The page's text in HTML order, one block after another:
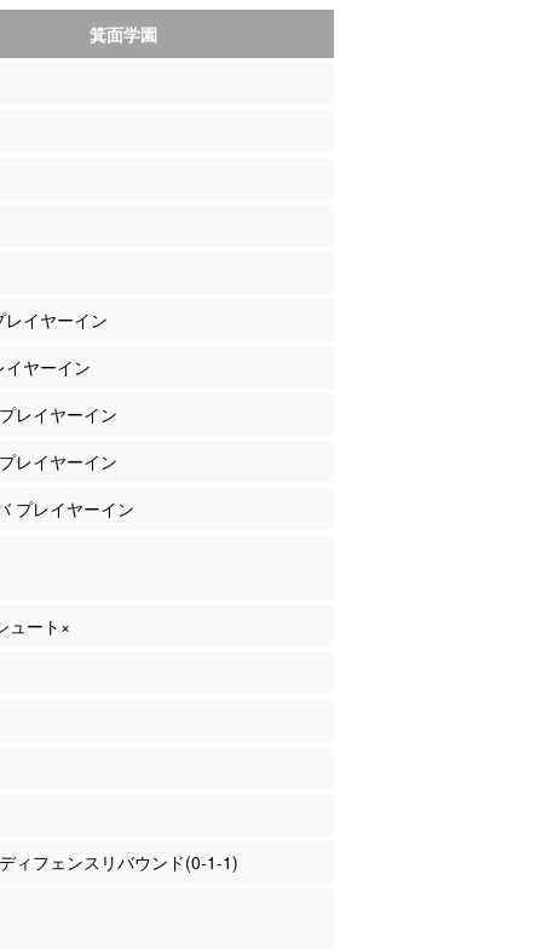
箕面学園
イヤーイン
ヤーイン
レイヤーイン
レイヤーイン
プレイヤーイン
ュート×
ィフェンスリバウンド(0-1-1)